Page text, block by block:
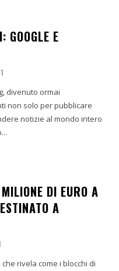
GOOGLE E
divenuto ormai
non solo per pubblicare
notizie al mondo intero
DI EURO A
A
rivela come i blocchi di